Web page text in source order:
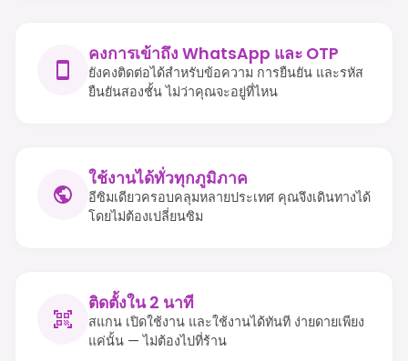
คงการเข้าถึง WhatsApp และ OTP
ยังคงติดต่อได้สำหรับข้อความ การยืนยัน และรหัส
ยืนยันสองชั้น ไม่ว่าคุณจะอยู่ที่ไหน
ใช้งานได้ทั่วทุกภูมิภาค
อีซิมเดียวครอบคลุมหลายประเทศ คุณจึงเดินทางได้
โดยไม่ต้องเปลี่ยนซิม
ติดตั้งใน 2 นาที
สแกน เปิดใช้งาน และใช้งานได้ทันที ง่ายดายเพียง
แค่นั้น — ไม่ต้องไปที่ร้าน